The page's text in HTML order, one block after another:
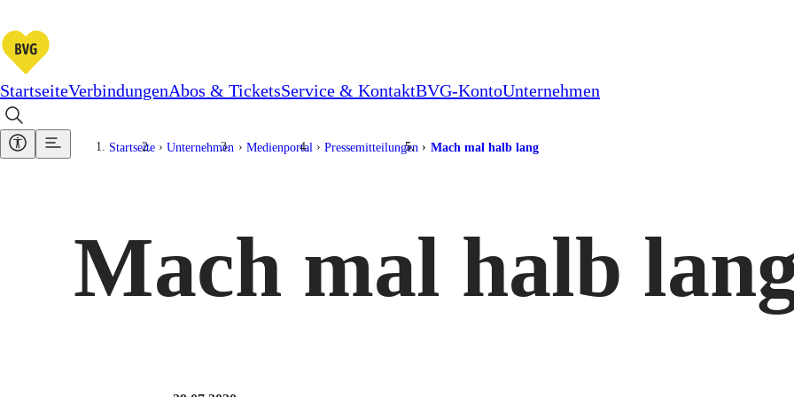
StartseiteVerbindungenAbos & TicketsService & KontaktBVG-KontoUnternehmen
Startseite Unternehmen Medienportal Pressemitteilungen Mach mal halb lang
Mach mal halb